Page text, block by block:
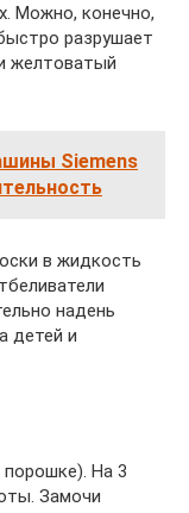
Можно, конечно,
разрушает
желтоватый
Siemens
в жидкость
надень
детей и
порошке). На 3
Замочи